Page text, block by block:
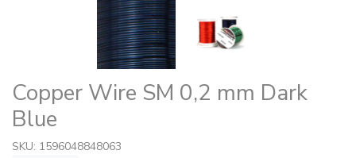
Copper Wire SM 0,2 mm Dark
Blue
SKU: 1596048848063